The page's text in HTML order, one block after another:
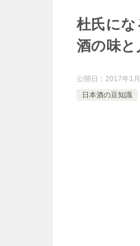
杜氏にな
酒の味
公開日： 2017年1
日本酒の豆知識